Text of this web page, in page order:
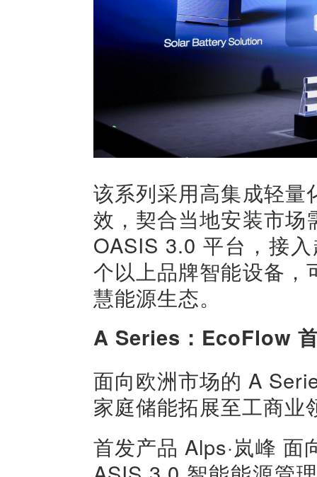
该系列采用高集成轻
效，契合当地安装市
OASIS 3.0 平台，接
个以上品牌智能设备
慧能源生态。
A Series：EcoFlow
面向欧洲市场的 A
家庭储能拓展至工商业
首发产品 Alps·岚峰